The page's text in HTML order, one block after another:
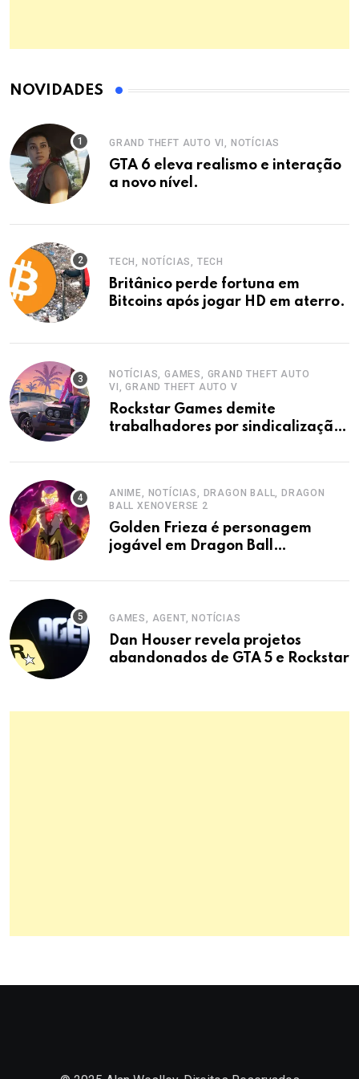
NOVIDADES
GRAND THEFT AUTO VI, NOTÍCIAS
GTA 6 eleva realismo e interação
a novo nível.
TECH, NOTÍCIAS, TECH
Britânico perde fortuna em
Bitcoins após jogar HD em aterro.
NOTÍCIAS, GAMES, GRAND THEFT AUTO
VI, GRAND THEFT AUTO V
Rockstar Games demite
trabalhadores por sindicalização,
ANIME, NOTÍCIAS, DRAGON BALL, DRAGON
BALL XENOVERSE 2
Golden Frieza é personagem
jogável em Dragon Ball
GAMES, AGENT, NOTÍCIAS
Dan Houser revela projetos
abandonados de GTA 5 e Rockstar